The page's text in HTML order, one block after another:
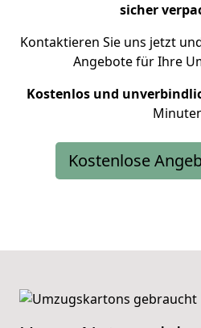
sicher
Kontaktieren Sie uns jetzt
Angebote für Ihre
Kostenlos und
Kostenlose